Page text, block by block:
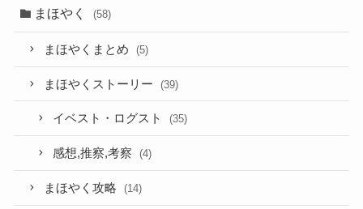
まほやく (58)
まほやくまとめ (5)
まほやくストーリー (39)
イベスト・ログスト (35)
感想,推察,考察 (4)
まほやく攻略 (14)